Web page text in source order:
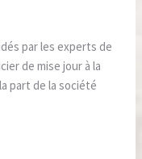
par les experts de
de mise jour à la
part de la société